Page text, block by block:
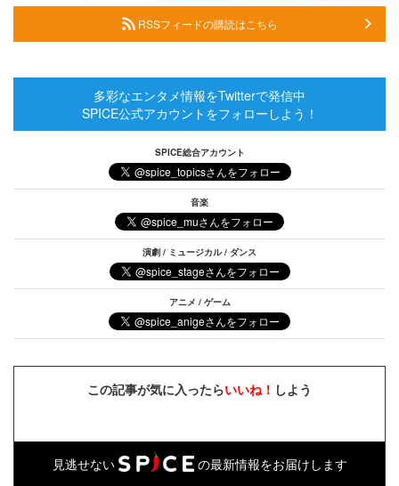
RSSフィードの購読はこちら
多彩なエンタメ情報をTwitterで発信中
SPICE公式アカウントをフォローしよう！
SPICE総合アカウント
音楽
演劇 / ミュージカル / ダンス
アニメ / ゲーム
この記事が気に入ったらいいね！ しよう
見逃せない の最新情報をお届けします